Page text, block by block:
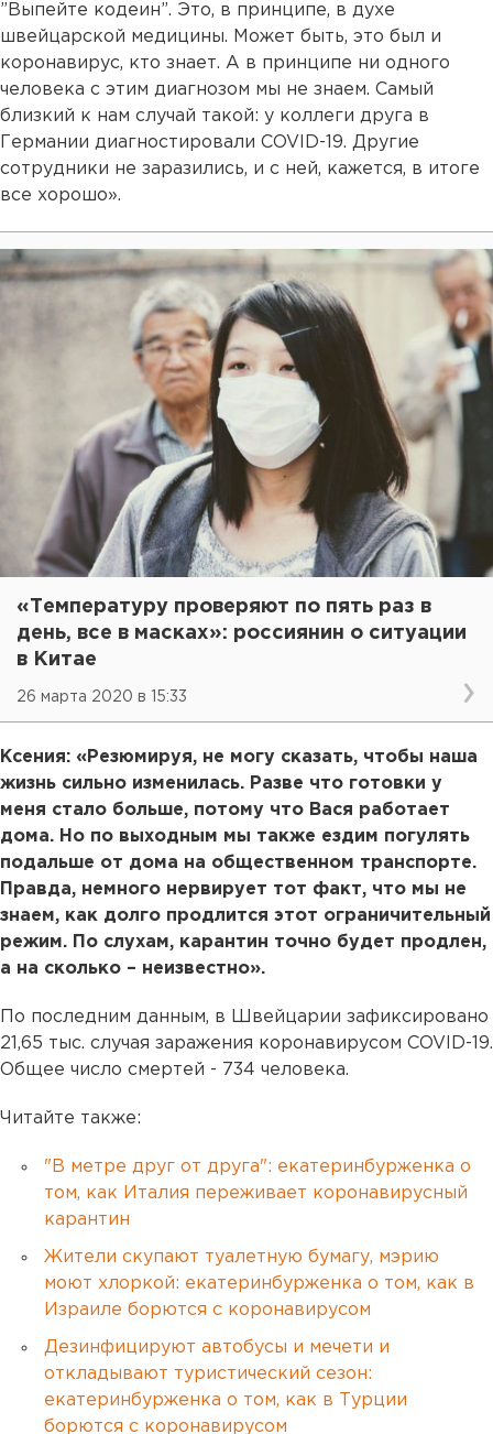
”Выпейте кодеин”. Это, в принципе, в духе
швейцарской медицины. Может быть, это был и
коронавирус, кто знает. А в принципе ни одного
человека с этим диагнозом мы не знаем. Самый
близкий к нам случай такой: у коллеги друга в
Германии диагностировали COVID-19. Другие
сотрудники не заразились, и с ней, кажется, в итоге
все хорошо».
«Температуру проверяют по пять раз в
день, все в масках»: россиянин о ситуации
в Китае
26 марта 2020 в 15:33
Ксения: «Резюмируя, не могу сказать, чтобы наша
жизнь сильно изменилась. Разве что готовки у
меня стало больше, потому что Вася работает
дома. Но по выходным мы также ездим погулять
подальше от дома на общественном транспорте.
Правда, немного нервирует тот факт, что мы не
знаем, как долго продлится этот ограничительный
режим. По слухам, карантин точно будет продлен,
а на сколько – неизвестно».
По последним данным, в Швейцарии зафиксировано
21,65 тыс. случая заражения коронавирусом COVID-19.
Общее число смертей - 734 человека.
Читайте также:
"В метре друг от друга": екатеринбурженка о
том, как Италия переживает коронавирусный
карантин
Жители скупают туалетную бумагу, мэрию
моют хлоркой: екатеринбурженка о том, как в
Израиле борются с коронавирусом
Дезинфицируют автобусы и мечети и
откладывают туристический сезон:
екатеринбурженка о том, как в Турции
борются с коронавирусом